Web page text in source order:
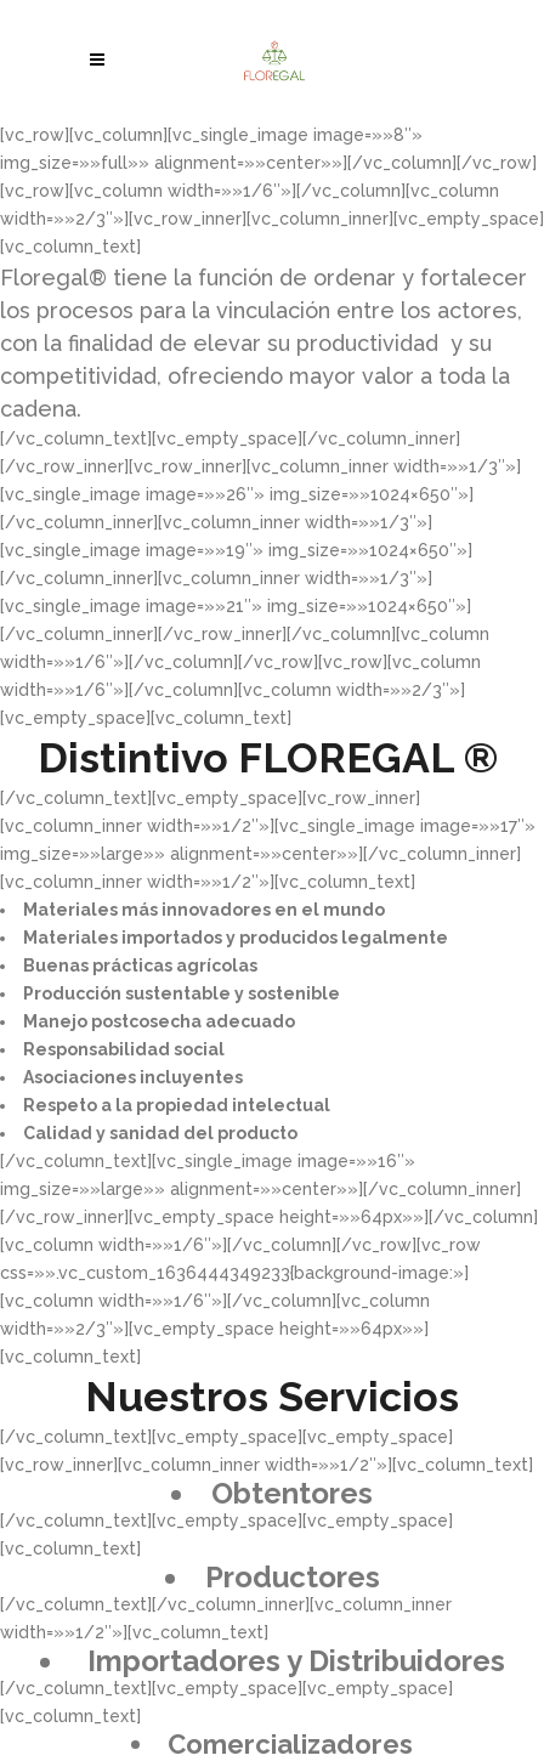
[vc_row][vc_column][vc_single_image image=»»8″»
img_size=»»full»» alignment=»»center»»][/vc_column][/vc_row]
[vc_row][vc_column width=»»1/6″»][/vc_column][vc_column
width=»»2/3″»][vc_row_inner][vc_column_inner][vc_empty_space]
[vc_column_text]
Floregal® tiene la función de ordenar y fortalecer
los procesos para la vinculación entre los actores,
con la finalidad de elevar su productividad y su
competitividad, ofreciendo mayor valor a toda la
cadena.
[/vc_column_text][vc_empty_space][/vc_column_inner]
[/vc_row_inner][vc_row_inner][vc_column_inner width=»»1/3″»]
[vc_single_image image=»»26″» img_size=»»1024×650″»]
[/vc_column_inner][vc_column_inner width=»»1/3″»]
[vc_single_image image=»»19″» img_size=»»1024×650″»]
[/vc_column_inner][vc_column_inner width=»»1/3″»]
[vc_single_image image=»»21″» img_size=»»1024×650″»]
[/vc_column_inner][/vc_row_inner][/vc_column][vc_column
width=»»1/6″»][/vc_column][/vc_row][vc_row][vc_column
width=»»1/6″»][/vc_column][vc_column width=»»2/3″»]
[vc_empty_space][vc_column_text]
Distintivo FLOREGAL ®
[/vc_column_text][vc_empty_space][vc_row_inner]
[vc_column_inner width=»»1/2″»][vc_single_image image=»»17″»
img_size=»»large»» alignment=»»center»»][/vc_column_inner]
[vc_column_inner width=»»1/2″»][vc_column_text]
Materiales más innovadores en el mundo​
Materiales importados y producidos legalmente​
Buenas prácticas agrícolas​
Producción sustentable y sostenible​
Manejo postcosecha adecuado​
Responsabilidad social​
Asociaciones incluyentes​
Respeto a la propiedad intelectual​​
Calidad y sanidad del producto​
[/vc_column_text][vc_single_image image=»»16″»
img_size=»»large»» alignment=»»center»»][/vc_column_inner]
[/vc_row_inner][vc_empty_space height=»»64px»»][/vc_column]
[vc_column width=»»1/6″»][/vc_column][/vc_row][vc_row
css=»».vc_custom_1636444349233{background-image:»]
[vc_column width=»»1/6″»][/vc_column][vc_column
width=»»2/3″»][vc_empty_space height=»»64px»»]
[vc_column_text]
Nuestros Servicios
[/vc_column_text][vc_empty_space][vc_empty_space]
[vc_row_inner][vc_column_inner width=»»1/2″»][vc_column_text]
Obtentores
[/vc_column_text][vc_empty_space][vc_empty_space]
[vc_column_text]
Productores
[/vc_column_text][/vc_column_inner][vc_column_inner
width=»»1/2″»][vc_column_text]
Importadores y Distribuidores
[/vc_column_text][vc_empty_space][vc_empty_space]
[vc_column_text]
Comercializadores